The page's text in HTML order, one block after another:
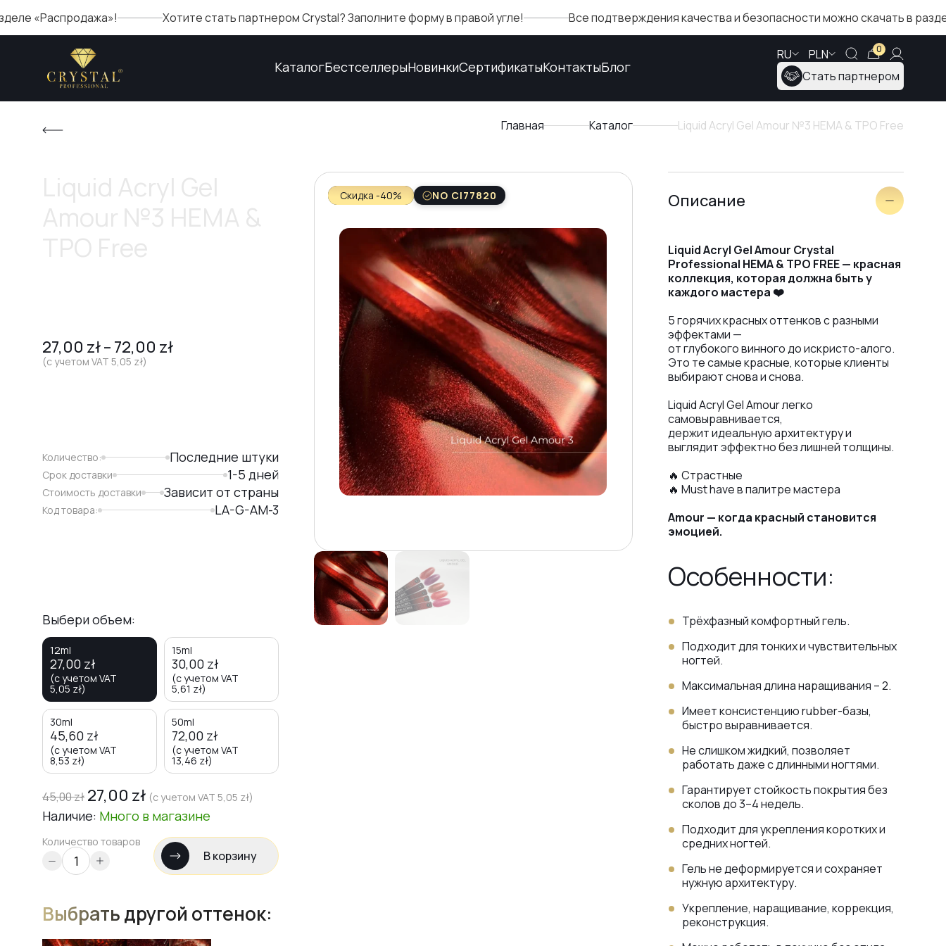
Хотите стать партнером Crystal? Заполните форму в правой угле! Все подтверждения качества и безопасности можно скачать в разделе
КаталогБестселлерыНовинкиСертификатыКонтактыБлог
RU PLN 0
Стать партнером
Главная Каталог Liquid Acryl Gel Amour №3 HEMA & TPO Free
27,00 zł– 72,00 zł
(с учетом VAT 5,05 zł)
Количество: Последние штуки
Срок доставки 1-5 дней
Стоимость доставки Зависит от страны
Код товара: LA-G-AM-3
Выбери объем:
12ml
27,00 zł
(с учетом VAT
5,05 zł)
15ml
30,00 zł
(с учетом VAT
5,61 zł)
30ml
45,60 zł
(с учетом VAT
8,53 zł)
50ml
72,00 zł
(с учетом VAT
13,46 zł)
45,00zł 27,00 zł (с учетом VAT 5,05 zł)
Наличие: Много в магазине
Количество товаров
В корзину
Выбрать другой оттенок:
Скидка -40% NO CI77820 Описание
Liquid Acryl Gel Amour Crystal
Professional HEMA & TPO FREE — красная
коллекция, которая должна быть у
каждого мастера ❤️
5 горячих красных оттенков с разными
эффектами —
от глубокого винного до искристо-алого.
Это те самые красные, которые клиенты
выбирают снова и снова.
Liquid Acryl Gel Amour легко
самовыравнивается,
держит идеальную архитектуру и
выглядит эффектно без лишней толщины.
🔥 Страстные
🔥 Must have в палитре мастера
Amour — когда красный становится
эмоцией.
Особенности:
Трёхфазный комфортный гель.
Подходит для тонких и чувствительных
ногтей.
Максимальная длина наращивания – 2.
Имеет консистенцию rubber-базы,
быстро выравнивается.
Не слишком жидкий, позволяет
работать даже с длинными ногтями.
Гарантирует стойкость покрытия без
сколов до 3–4 недель.
Подходит для укрепления коротких и
средних ногтей.
Гель не деформируется и сохраняет
нужную архитектуру.
Укрепление, наращивание, коррекция,
реконструкция.